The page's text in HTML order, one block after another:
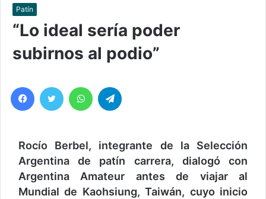
Patín
“Lo ideal sería poder
subirnos al podio”
Rocío Berbel, integrante de la Selección
Argentina de patín carrera, dialogó con
Argentina Amateur antes de viajar al
Mundial de Kaohsiung, Taiwán, cuyo inicio